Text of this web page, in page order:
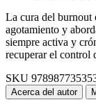
La cura del burnout
agotamiento y
siempre activa y
recuperar el control
SKU
Acerca del autor